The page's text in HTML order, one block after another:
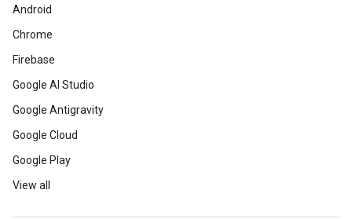
Android
Chrome
Firebase
Google AI Studio
Google Antigravity
Google Cloud
Google Play
View all